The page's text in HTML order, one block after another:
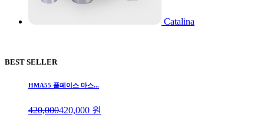
Catalina
BEST SELLER
HMA55 풀페이스 마스...
420,000420,000 원